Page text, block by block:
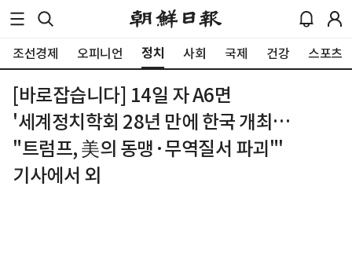
조선경제 오피니언 정치 사회 국제 건강 스포츠
[바로잡습니다] 14일 자 A6면
'세계정치학회 28년 만에 한국 개최…
"트럼프, 美의 동맹·무역질서 파괴"'
기사에서 외